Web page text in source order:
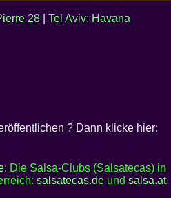
28 Tel Aviv: Havana
? Dann klicke hier:
Die Salsa-Clubs (Salsatecas) in
salsatecas.de und salsa.at